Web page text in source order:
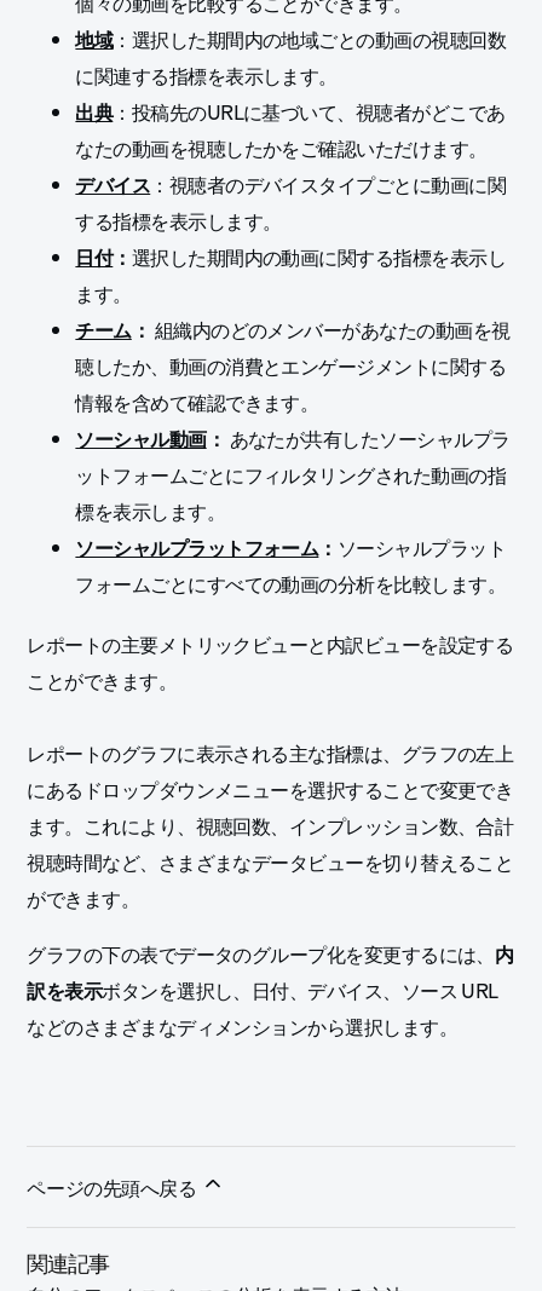
地域：選択した期間内の地域ごとの動画の視聴回数
に関連する指標を表示します。
出典：投稿先のURLに基づいて、視聴者がどこであ
なたの動画を視聴したかをご確認いただけます。
デバイス：視聴者のデバイスタイプごとに動画に関
する指標を表示します。
日付： 選択した期間内の動画に関する指標を表示し
ます。
チーム： 組織内のどのメンバーがあなたの動画を視
聴したか、動画の消費とエンゲージメントに関する
情報を含めて確認できます。
ソーシャル動画： あなたが共有したソーシャルプラ
ットフォームごとにフィルタリングされた動画の指
標を表示します。
ソーシャルプラットフォーム： ソーシャルプラット
フォームごとにすべての動画の分析を比較します。
レポートの主要メトリックビューと内訳ビューを設定する
ことができます。
レポートのグラフに表示される主な指標は、グラフの左上
にあるドロップダウンメニューを選択することで変更でき
ます。これにより、視聴回数、インプレッション数、合計
視聴時間など、さまざまなデータビューを切り替えること
ができます。
グラフの下の表でデータのグループ化を変更するには、 内
訳を表示ボタンを選択し、日付、デバイス、ソース URL
などのさまざまなディメンションから選択します。
ページの先頭へ戻る
関連記事